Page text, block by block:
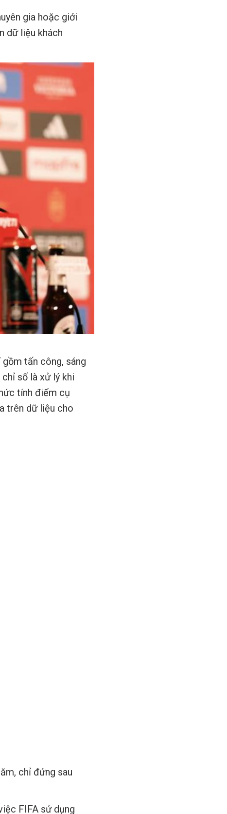
gia hoặc giới
dữ liệu khách
tấn công, sáng
số là xử lý khi
tính điểm cụ
trên dữ liệu cho
chỉ đứng sau
FIFA sử dụng